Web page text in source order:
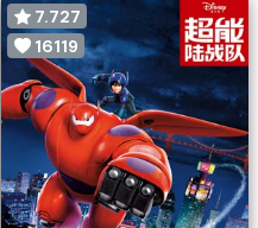
7.727
16119